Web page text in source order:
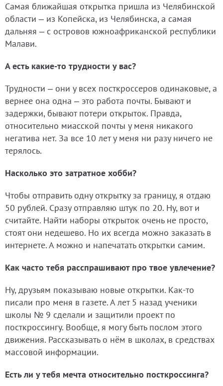
Самая ближайшая открытка пришла из Челябинской
области – из Копейска, из Челябинска, а самая
дальняя – с островов южноафриканской республики
Малави.
А есть какие-то трудности у вас?
Трудности – они у всех посткроссеров одинаковые, а
вернее она одна – это работа почты. Бывают и
задержки, бывают потери открыток. Правда,
относительно миасской почты у меня никакого
негатива нет. За все 10 лет у меня ни разу ничего не
терялось.
Насколько это затратное хобби?
Чтобы отправить одну открытку за границу, я отдаю
50 рублей. Сразу отправляю штук по 20. Ну, вот и
считайте. Найти наборы открыток очень не просто,
стоят они недешево. Но их всегда можно заказать в
интернете. А можно и напечатать открытки самим.
Как часто тебя расспрашивают про твое увлечение?
Ну, друзьям показываю новые открытки. Как-то
писали про меня в газете. А лет 5 назад ученики
школы № 9 сделали и защитили проект по
посткроссингу. Вообще, я могу быть послом этого
движения. Рассказывать о нём в школах, в средствах
массовой информации.
Есть ли у тебя мечта относительно посткроссинга?